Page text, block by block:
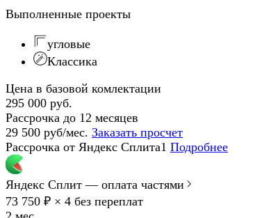
Выполненные проекты
угловые
Классика
Цена в базовой комлектации
295 000 руб.
Рассрочка до 12 месяцев
29 500 руб/мес. Заказать просчет
Рассрочка от Яндекс Сплита1 Подробнее
Яндекс Сплит — оплата частями
73 750 ₽ × 4 без переплат